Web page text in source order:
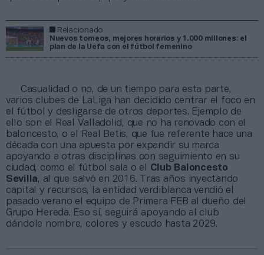
Relacionado
Nuevos torneos, mejores horarios y 1.000 millones: el
plan de la Uefa con el fútbol femenino
Casualidad o no, de un tiempo para esta parte,
varios clubes de LaLiga han decidido centrar el foco en
el fútbol y desligarse de otros deportes. Ejemplo de
ello son el Real Valladolid, que no ha renovado con el
baloncesto, o el Real Betis, que fue referente hace una
década con una apuesta por expandir su marca
apoyando a otras disciplinas con seguimiento en su
ciudad, como el fútbol sala o el Club Baloncesto
Sevilla, al que salvó en 2016. Tras años inyectando
capital y recursos, la entidad verdiblanca vendió el
pasado verano el equipo de Primera FEB al dueño del
Grupo Hereda. Eso sí, seguirá apoyando al club
dándole nombre, colores y escudo hasta 2029.